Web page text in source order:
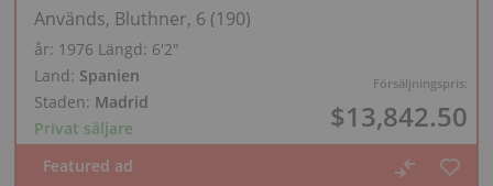
Försäljningspris:
$13,842.50
Används, Bluthner, 6 (190)
år: 1976 Längd: 6′2″
Land: Spanien
Staden: Madrid
Privat säljare